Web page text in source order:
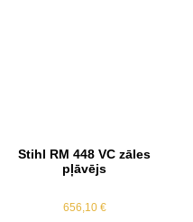
Stihl RM 448 VC zāles
pļāvējs
656,10 €